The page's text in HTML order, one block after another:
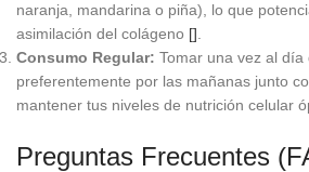
naranja, mandarina o piña), lo que
asimilación del colágeno []
Consumo Regular: Tomar una vez al día
preferentemente por las mañanas junto
mantener tus niveles de nutrición celular
Preguntas Frecuentes